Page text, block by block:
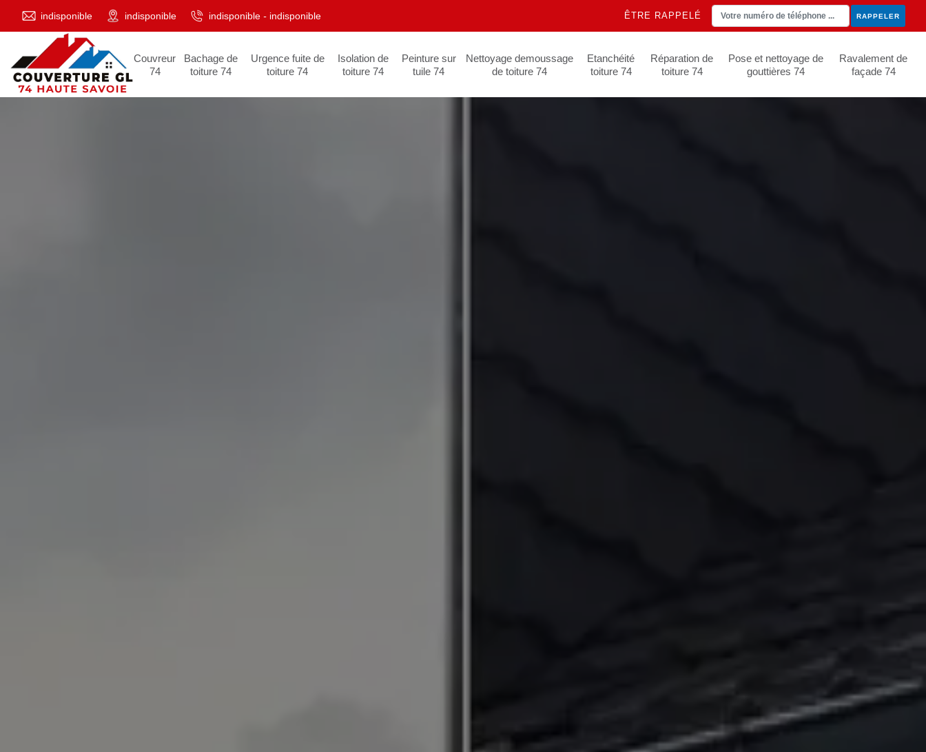
indisponible indisponible indisponible - indisponible ÊTRE RAPPELÉ
Couvreur
74
Bachage de
toiture 74
Urgence fuite de
toiture 74
Isolation de
toiture 74
Peinture sur
tuile 74
Nettoyage demoussage
de toiture 74
Etanchéité
toiture 74
Réparation de
toiture 74
Pose et nettoyage de
gouttières 74
Ravalement de
façade 74